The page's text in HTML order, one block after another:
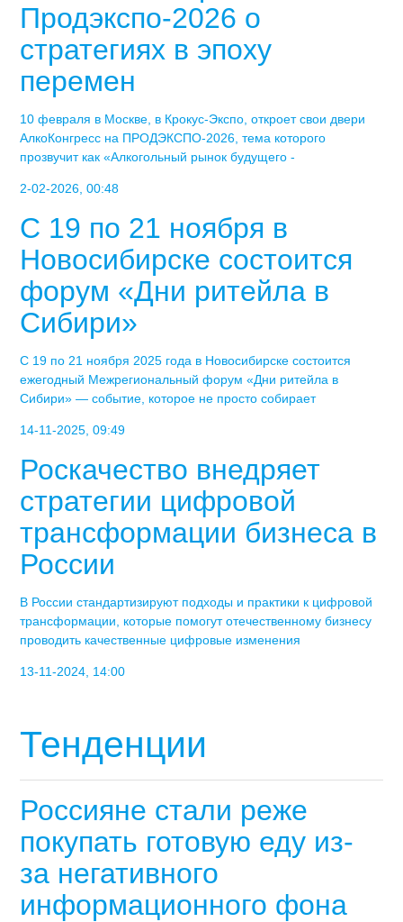
Продэкспо-2026 о
стратегиях в эпоху
перемен
10 февраля в Москве, в Крокус-Экспо, откроет свои двери
АлкоКонгресс на ПРОДЭКСПО-2026, тема которого
прозвучит как «Алкогольный рынок будущего -
2-02-2026, 00:48
С 19 по 21 ноября в
Новосибирске состоится
форум «Дни ритейла в
Сибири»
С 19 по 21 ноября 2025 года в Новосибирске состоится
ежегодный Межрегиональный форум «Дни ритейла в
Сибири» — событие, которое не просто собирает
14-11-2025, 09:49
Роскачество внедряет
стратегии цифровой
трансформации бизнеса в
России
В России стандартизируют подходы и практики к цифровой
трансформации, которые помогут отечественному бизнесу
проводить качественные цифровые изменения
13-11-2024, 14:00
Тенденции
Россияне стали реже
покупать готовую еду из-
за негативного
информационного фона